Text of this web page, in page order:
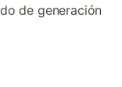
de generación